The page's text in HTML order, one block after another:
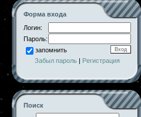
Форма входа
Логин:
Пароль:
запомнить
Забыл пароль | Регистрация
Поиск